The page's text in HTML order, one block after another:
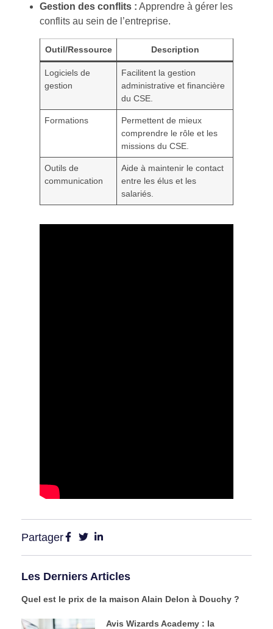
Gestion des conflits : Apprendre à gérer les
conflits au sein de l’entreprise.
Outil/Ressource Description
Logiciels de
gestion
Facilitent la gestion
administrative et financière
du CSE.
Formations
Permettent de mieux
comprendre le rôle et les
missions du CSE.
Outils de
communication
Aide à maintenir le contact
entre les élus et les
salariés.
Partager
Les Derniers Articles
Quel est le prix de la maison Alain Delon à Douchy ?
Avis Wizards Academy : la